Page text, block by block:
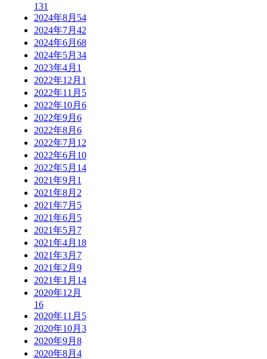
131
2024年8月 54
2024年7月 42
2024年6月 68
2024年5月 34
2023年4月 1
2022年12月 1
2022年11月 5
2022年10月 6
2022年9月 6
2022年8月 6
2022年7月 12
2022年6月 10
2022年5月 14
2021年9月 1
2021年8月 2
2021年7月 5
2021年6月 5
2021年5月 7
2021年4月 18
2021年3月 7
2021年2月 9
2021年1月 14
2020年12月
16
2020年11月 5
2020年10月 3
2020年9月 8
2020年8月 4